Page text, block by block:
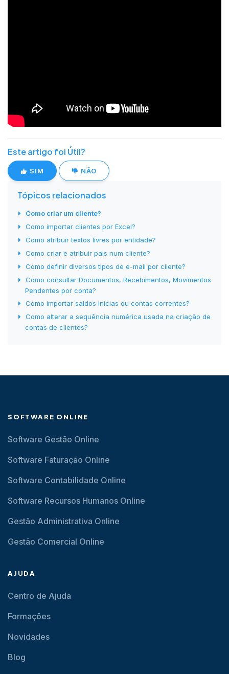
Tópicos relacionados
Como criar um cliente?
Como importar clientes por Excel?
Como atribuir textos livres por entidade?
Como criar e atribuir pais num cliente?
Como definir diversos tipos de e-mail por cliente?
Como consultar Documentos, Recebimentos, Movimentos
Pendentes por conta?
Como importar saldos inicias ou contas correntes?
Como alterar a sequência numérica usada na criação de
contas de clientes?
Este artigo foi Útil?
SIM NÃO
SOFTWARE ONLINE
Software Gestão Online
Software Faturação Online
Software Contabilidade Online
Software Recursos Humanos Online
Gestão Administrativa Online
Gestão Comercial Online
AJUDA
Centro de Ajuda
Formações
Novidades
Blog